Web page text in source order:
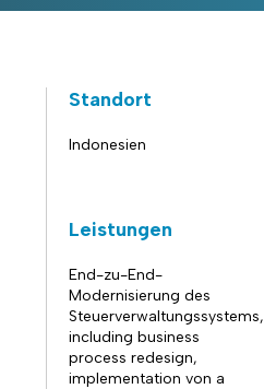
Standort
Indonesien
Leistungen
End-zu-End-
Modernisierung des
Steuerverwaltungssystems,
including business
process redesign,
implementation von a